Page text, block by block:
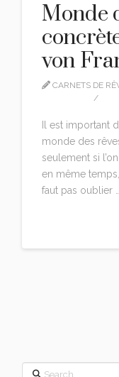
Monde
von
CARNETS DE
Il est important
monde des
seulement si
en même
faut pas oublier …
Search